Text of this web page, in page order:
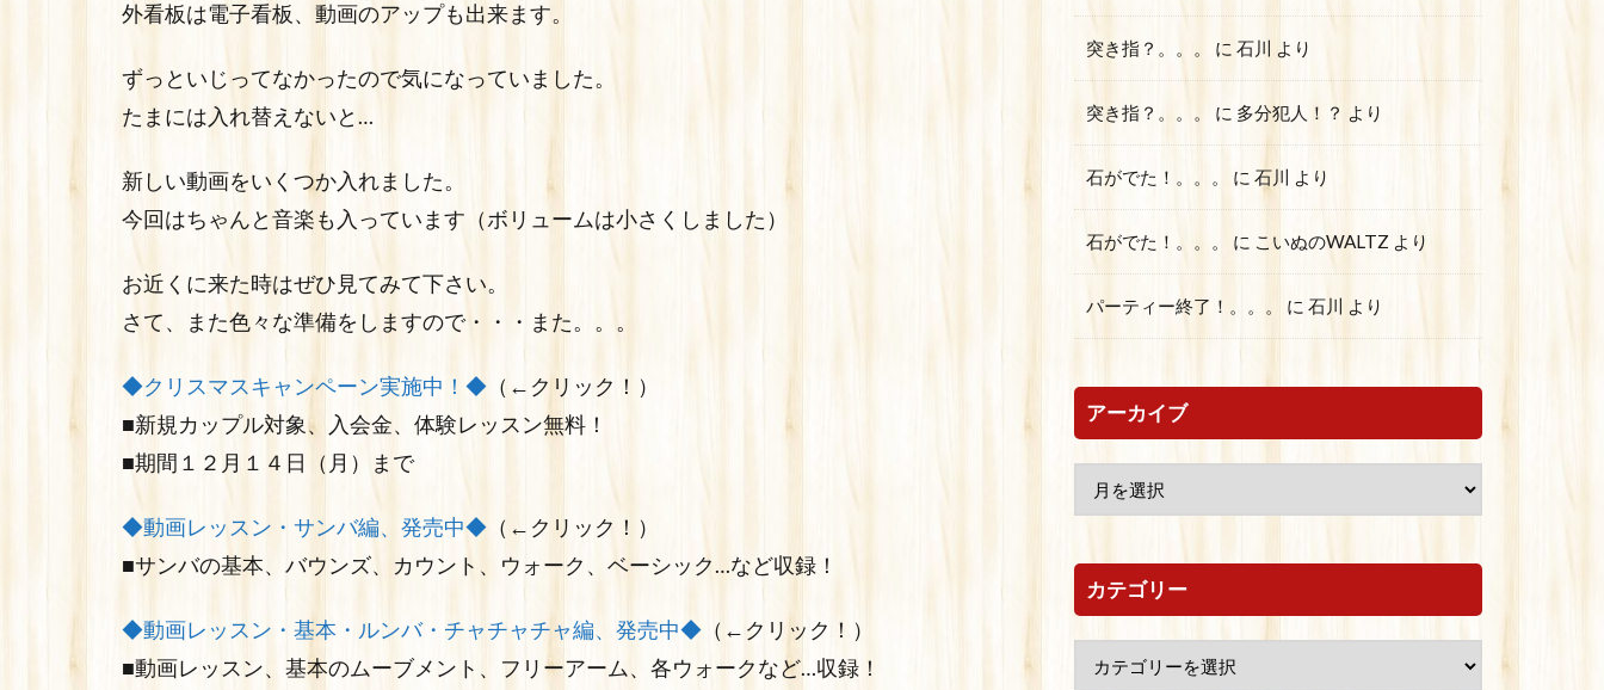
外看板は電子看板、動画のアップも出来ます。
ずっといじってなかったので気になっていました。
たまには入れ替えないと…
新しい動画をいくつか入れました。
今回はちゃんと音楽も入っています（ボリュームは小さくしました）
お近くに来た時はぜひ見てみて下さい。
さて、また色々な準備をしますので・・・また。。。
◆クリスマスキャンペーン実施中！◆ （←クリック！）
■新規カップル対象、入会金、体験レッスン無料！
■期間１２月１４日（月）まで
◆動画レッスン・サンバ編、発売中◆ （←クリック！）
■サンバの基本、バウンズ、カウント、ウォーク、ベーシック…など収録！
◆動画レッスン・基本・ルンバ・チャチャチャ編、発売中◆ （←クリック！）
■動画レッスン、基本のムーブメント、フリーアーム、各ウォークなど…収録！
突き指？。。。 に 石川 より
突き指？。。。 に 多分犯人！？ より
石がでた！。。。 に 石川 より
石がでた！。。。 に こいぬのWALTZ より
パーティー終了！。。。 に 石川 より
アーカイブ
カテゴリー